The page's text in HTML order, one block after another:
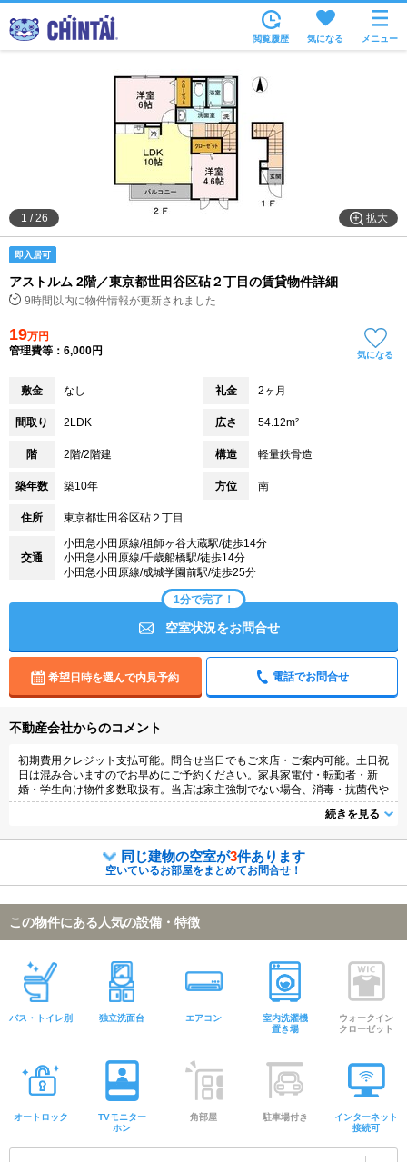
住所から
家賃相場から
通勤通学時間から
物件特集から
閲覧履歴 気になる メニュー
拡大
1 /26
即入居可
アストルム 2階／東京都世田谷区砧２丁目の賃貸物件詳細
9時間以内に物件情報が更新されました
19万円
管理費等：6,000円
気になる
敷金 なし 礼金 2ヶ月
間取り 2LDK 広さ 54.12m²
階 2階/2階建 構造 軽量鉄骨造
築年数 築10年 方位 南
住所 東京都世田谷区砧２丁目
交通
小田急小田原線/祖師ヶ谷大蔵駅/徒歩14分
小田急小田原線/千歳船橋駅/徒歩14分
小田急小田原線/成城学園前駅/徒歩25分
1分で完了！
空室状況をお問合せ
希望日時を選んで内見予約 電話でお問合せ
不動産会社からのコメント
初期費用クレジット支払可能。問合せ当日でもご来店・ご案内可能。土日祝
日は混み合いますのでお早めにご予約ください。家具家電付・転勤者・新
婚・学生向け物件多数取扱有。当店は家主強制でない場合、消毒・抗菌代や
安心サポート代などの費用は一切不要。オンライン案内可。写真・動画送
続きを見る
同じ建物の空室が3件あります
空いているお部屋をまとめてお問合せ！
この物件にある人気の設備・特徴
バス・トイレ別 独立洗面台 エアコン
室内洗濯機
置き場
ウォークイン
クローゼット
オートロック
TVモニター
ホン
角部屋 駐車場付き
インターネット
接続可